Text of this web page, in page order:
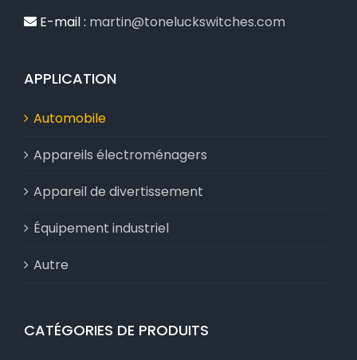
E-mail : martin@toneluckswitches.com
APPLICATION
Automobile
Appareils électroménagers
Appareil de divertissement
Équipement industriel
Autre
CATÉGORIES DE PRODUITS